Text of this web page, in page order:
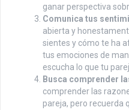
ganar perspectiva
Comunica tus
abierta y
sientes y cómo te ha
tus emociones de
escucha lo que tu
Busca comprender
comprender las
pareja, pero recuerda